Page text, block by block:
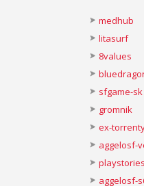
medhub
litasurf
8values
sfgame-sk
gromnik
ex-
aggelosf-
aggelosf-